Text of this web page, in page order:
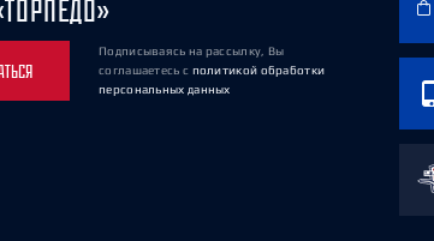
Подписываясь на рассылку, Вы
соглашаетесь с политикой обработки
персональных данных